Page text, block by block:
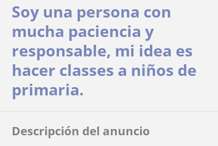
Soy una persona con
mucha paciencia y
responsable, mi idea es
hacer classes a niños de
primaria.
Descripción del anuncio